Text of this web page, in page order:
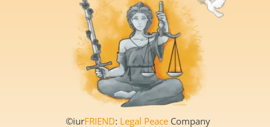
©iurFRIEND: Legal Peace Company